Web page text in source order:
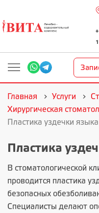
Главная Услуги
Хирургическая
Пластика уздечки языка
Пластика
В стоматологической
проводится пластика
безопасных
Специалисты делают